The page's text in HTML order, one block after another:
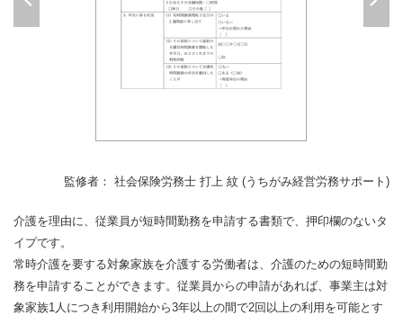
監修者： 社会保険労務士 打上 紋 (うちがみ経営労務サポート)
介護を理由に、従業員が短時間勤務を申請する書類で、押印欄のないタ
イプです。
常時介護を要する対象家族を介護する労働者は、介護のための短時間勤
務を申請することができます。従業員からの申請があれば、事業主は対
象家族1人につき利用開始から3年以上の間で2回以上の利用を可能とす